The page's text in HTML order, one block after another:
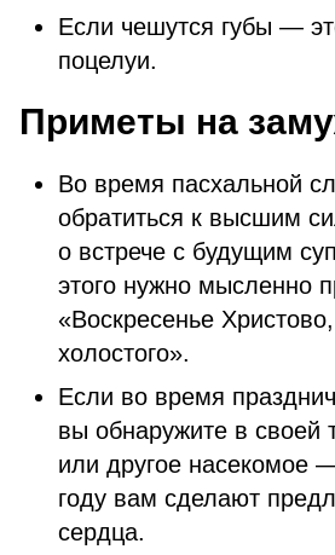
Если чешутся губы —
поцелуи.
Приметы на
Во время пасхальной
обратиться к высшим
о встрече с будущим
этого нужно мысленно
«Воскресенье
холостого».
Если во время
вы обнаружите в своей
или другое насекомое
году вам сделают
сердца.